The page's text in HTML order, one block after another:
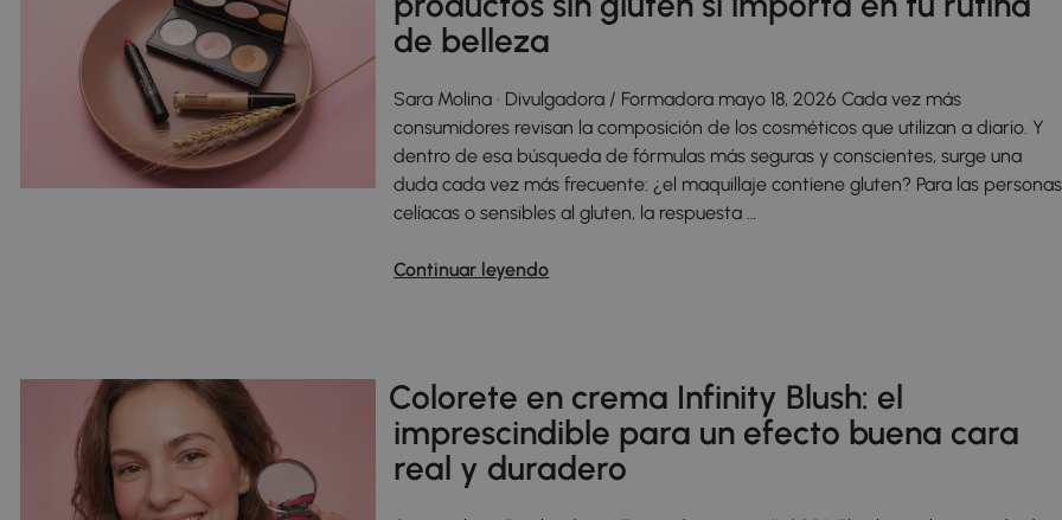
de belleza
Sara Molina · Divulgadora / Formadora mayo 18, 2026 Cada vez más
consumidores revisan la composición de los cosméticos que utilizan a diario. Y
dentro de esa búsqueda de fórmulas más seguras y conscientes, surge una
duda cada vez más frecuente: ¿el maquillaje contiene gluten? Para las personas
celíacas o sensibles al gluten, la respuesta …
Continuar leyendo
Colorete en crema Infinity Blush: el
imprescindible para un efecto buena cara
real y duradero